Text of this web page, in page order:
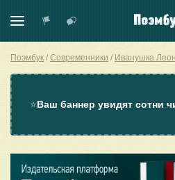
Поэмбук Современники Иванушка
⭐Ваш баннер увидят сотни